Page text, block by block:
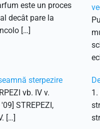
este un proces
decât pare la
[…]
sterpezire
vb. IV v.
STREPEZI,
[…]
1.